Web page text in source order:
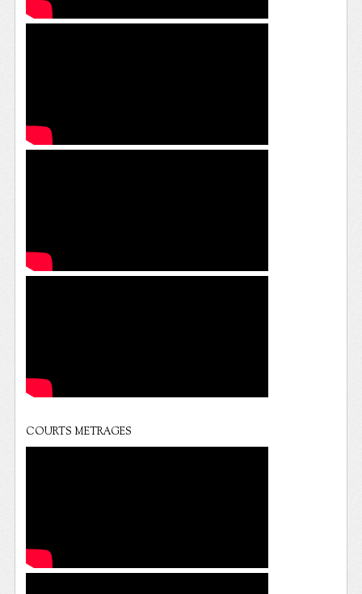
COURTS METRAGES